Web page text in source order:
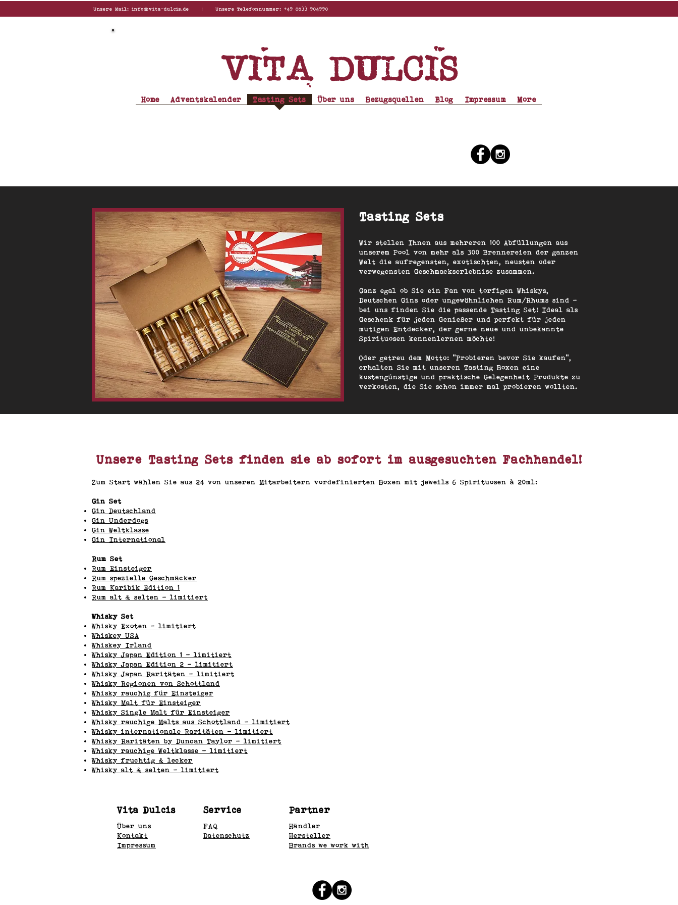
Unsere Mail: info@vita-dulcis.de | Unsere Telefonnummer: +49 8633 904990
Vita dulcis
Home Adventskalender Tasting Sets Über uns Bezugsquellen Blog Impressum More
Tasting Sets
Wir stellen Ihnen aus mehreren 100 Abfüllungen aus
unserem Pool von mehr als 300 Brennereien der ganzen
Welt die aufregensten, exotischten, neusten oder
verwegensten Geschmackserlebnise zusammen.
Ganz egal ob Sie ein Fan von torfigen Whiskys,
Deutschen Gins oder ungewöhnlichen Rum/Rhums sind -
bei uns finden Sie die passende Tasting Set! Ideal als
Geschenk für jeden Genießer und perfekt für jeden
mutigen Entdecker, der gerne neue und unbekannte
Spirituosen kennenlernen möchte!
Oder getreu dem Motto: "Probieren bevor Sie kaufen",
erhalten Sie mit unseren Tasting Boxen eine
kostengünstige und praktische Gelegenheit Produkte zu
verkosten, die Sie schon immer mal probieren wollten.
Unsere Tasting Sets finden sie ab sofort im ausgesuchten Fachhandel!
Zum Start wählen Sie aus 24 von unseren Mitarbeitern vordefinierten Boxen mit jeweils 6 Spirituosen à 20ml:
Gin Set
Gin Deutschland
Gin Underdogs
Gin Weltklasse
Gin International
Rum Set
Rum Einsteiger
Rum spezielle Geschmäcker
Rum Karibik Edition 1
Rum alt & selten -limitiert
Whisky Set
Whisky Exoten - limitiert
Whiskey USA
Whiskey Irland
Whisky Japan Edition 1 - limitiert
Whisky Japan Edition 2 - limitiert
Whisky Japan Raritäten - limitiert
Whisky Regionen von Schottland
Whisky rauchig für Einsteiger
Whisky Malt für Einsteiger
Whisky Single Malt für Einsteiger
Whisky rauchige Malts aus Schottland - limitiert
Whisky internationale Raritäten - limitiert
Whisky Raritäten by Duncan Taylor - limitiert
Whisky rauchige Weltklasse - limitiert
Whisky fruchtig & lecker
Whisky alt & selten - limitiert
Vita Dulcis
Über uns
Kontakt
Impressum
Service
FAQ
Datenschutz
Partner
Händler
Hersteller
Brands we work with